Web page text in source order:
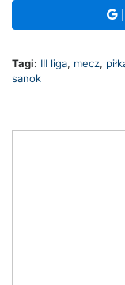
|
Tagi: III liga, mecz,
sanok